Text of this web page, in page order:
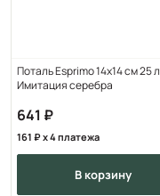
Поталь Esprimo 14х14 см 25
Имитация серебра
641
161 x 4 платежа
в корзину